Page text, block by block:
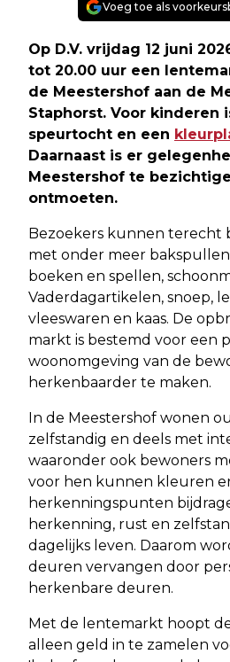
Voeg toe als
Op D.V. vrijdag 12 juni
tot 20.00 uur een
de Meestershof aan de
Staphorst. Voor kinderen
speurtocht en een
Daarnaast is er
Meestershof te
ontmoeten.
Bezoekers kunnen terecht
met onder meer
boeken en spellen,
Vaderdagartikelen, snoep,
vleeswaren en kaas. De
markt is bestemd voor een
woonomgeving van de
herkenbaarder te maken.
In de Meestershof wonen
zelfstandig en deels met
waaronder ook bewoners
voor hen kunnen kleuren
herkenningspunten
herkenning, rust en
dagelijks leven. Daarom
deuren vervangen door
herkenbare deuren.
Met de lentemarkt hoopt
alleen geld in te zamelen